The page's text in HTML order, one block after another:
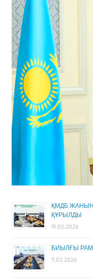
ҚМДБ
ҚҰРЫЛДЫ
19.05.2026
БИЫЛҒЫ
11.02.2026